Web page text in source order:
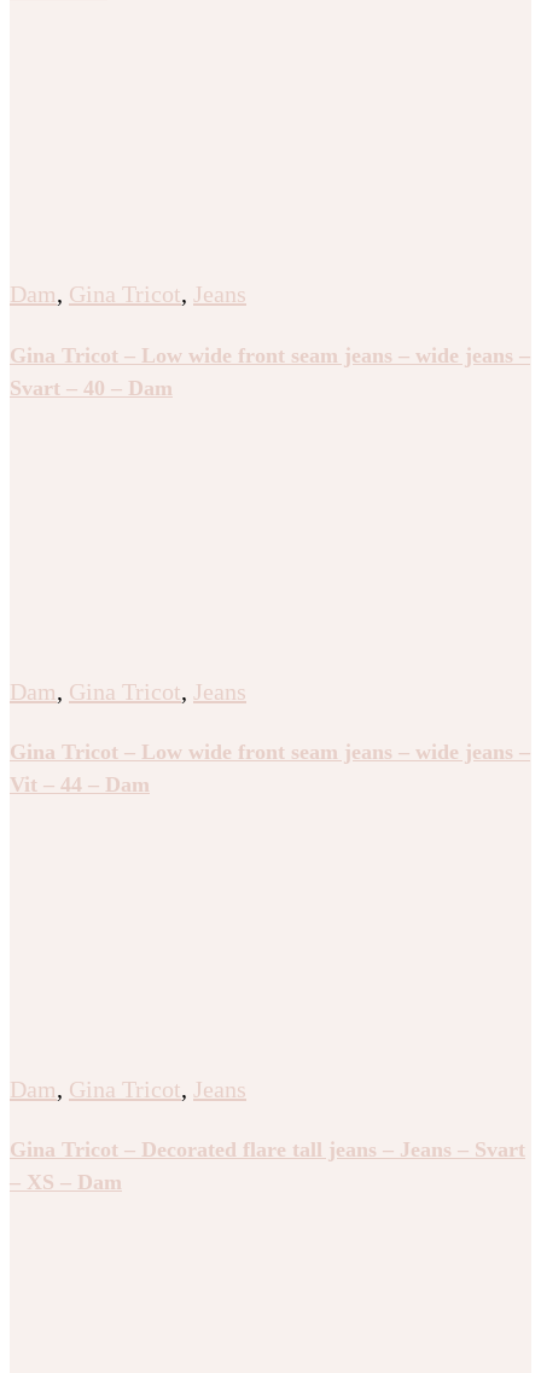
Dam, Gina Tricot, Jeans
Gina Tricot – Low wide front seam jeans – wide jeans –
Svart – 40 – Dam
Dam, Gina Tricot, Jeans
Gina Tricot – Low wide front seam jeans – wide jeans –
Vit – 44 – Dam
Dam, Gina Tricot, Jeans
Gina Tricot – Decorated flare tall jeans – Jeans – Svart
– XS – Dam